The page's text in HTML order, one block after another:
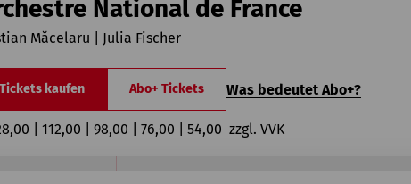
National de France
Măcelaru | Julia Fischer
Tickets kaufen Abo+ Tickets Was bedeutet Abo+?
| 112,00 | 98,00 | 76,00 | 54,00  zzgl. VVK